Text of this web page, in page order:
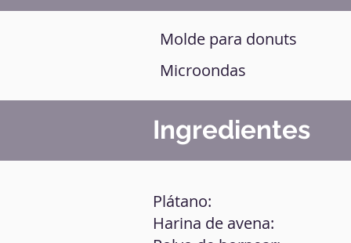
Molde para donuts
Microondas
Ingredientes
Plátano:
Harina de avena: